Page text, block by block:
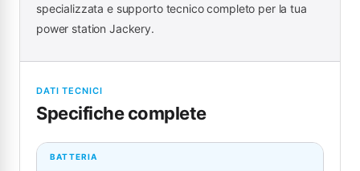
specializzata e supporto tecnico completo per la tua
power station Jackery.
DATI TECNICI
Specifiche complete
BATTERIA